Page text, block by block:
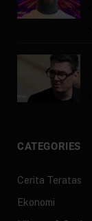
CATEGORIES
Cerita Teratas
Ekonomi